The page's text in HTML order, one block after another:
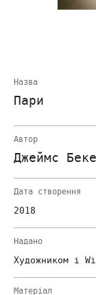
Назва
Пари
Автор
Джеймс
Дата створення
2018
Надано
Художником і
Матеріал